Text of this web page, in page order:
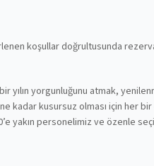
koşullar doğrultusunda
yılın yorgunluğunu atmak,
kadar kusursuz olması için her
yakın personelimiz ve özenle